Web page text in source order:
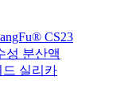
CS23
성 분산액
드 실리카